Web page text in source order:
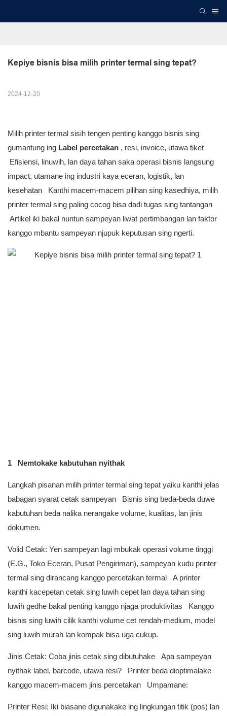
Kepiye bisnis bisa milih printer termal sing tepat?
2024-12-20
Milih printer termal sisih tengen penting kanggo bisnis sing
gumantung ing Label percetakan , resi, invoice, utawa tiket
Efisiensi, linuwih, lan daya tahan saka operasi bisnis langsung
impact, utamane ing industri kaya eceran, logistik, lan
kesehatan Kanthi macem-macem pilihan sing kasedhiya, milih
printer termal sing paling cocog bisa dadi tugas sing tantangan
Artikel iki bakal nuntun sampeyan liwat pertimbangan lan faktor
kanggo mbantu sampeyan njupuk keputusan sing ngerti.
1 Nemtokake kabutuhan nyithak
Langkah pisanan milih printer termal sing tepat yaiku kanthi jelas
babagan syarat cetak sampeyan Bisnis sing beda-beda duwe
kabutuhan beda nalika nerangake volume, kualitas, lan jinis
dokumen.
Volid Cetak: Yen sampeyan lagi mbukak operasi volume tinggi
(E.G., Toko Eceran, Pusat Pengiriman), sampeyan kudu printer
termal sing dirancang kanggo percetakan termal A printer
kanthi kacepetan cetak sing luwih cepet lan daya tahan sing
luwih gedhe bakal penting kanggo njaga produktivitas Kanggo
bisnis sing luwih cilik kanthi volume cet rendah-medium, model
sing luwih murah lan kompak bisa uga cukup.
Jinis Cetak: Coba jinis cetak sing dibutuhake Apa sampeyan
nyithak label, barcode, utawa resi? Printer beda dioptimalake
kanggo macem-macem jinis percetakan Umpamane:
Printer Resi: Iki biasane digunakake ing lingkungan titik (pos) lan